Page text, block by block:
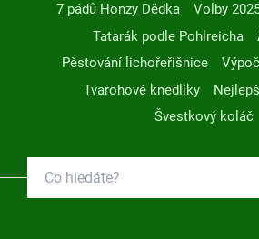
7 pádů Honzy Dědka
Volby
Tatarák podle Pohlreicha
Pěstování lichořeřišnice
Tvarohové knedlíky
Švestkový koláč